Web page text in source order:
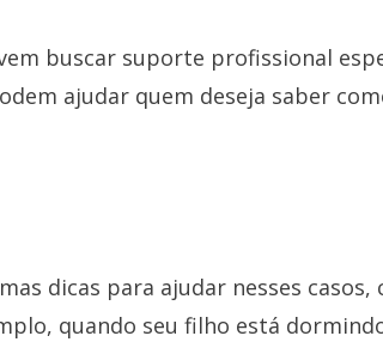
buscar suporte profissional
ajudar quem deseja saber
dicas para ajudar nesses casos,
quando seu filho está